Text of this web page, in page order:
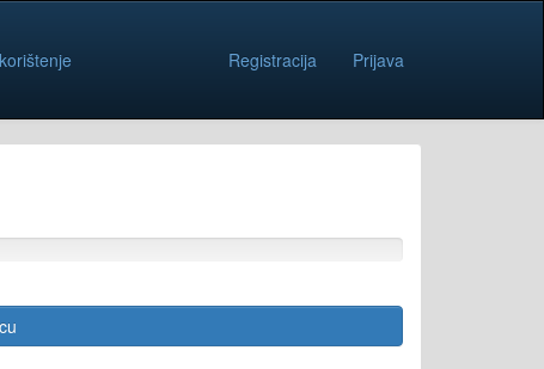
Registracija Prijava